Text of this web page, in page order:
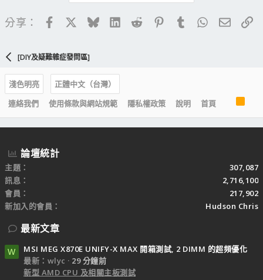
分享： FacebookBlueskyLinkedIn
Reddit PinterestTumblrWhatsApp
電子
[DIY及疑難雜症發問區]
淺色明亮
正體中文（台灣）
連絡我們
使用條款與網站規範 隱私權政策 說明 首頁
R
S
S
論壇統計
主題
307,087
訊息
2,716,100
會員
217,902
新加入的會員
Hudson Chris
最新文章
W
MSI MEG X870E UNIFY-X MAX 開箱測試, 2 DIMM 的超頻優化
最新：wlyc
29 分鐘前
新型 AMD CPU 及相關主板測試